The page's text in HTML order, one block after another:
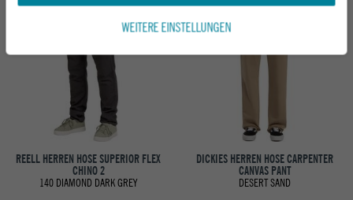
REELL HERREN HOSE SUPERIOR FLEX
CHINO 2
140 DIAMOND DARK GREY
DICKIES HERREN HOSE CARPENTER
CANVAS PANT
DESERT SAND
WEITERE EINSTELLUNGEN